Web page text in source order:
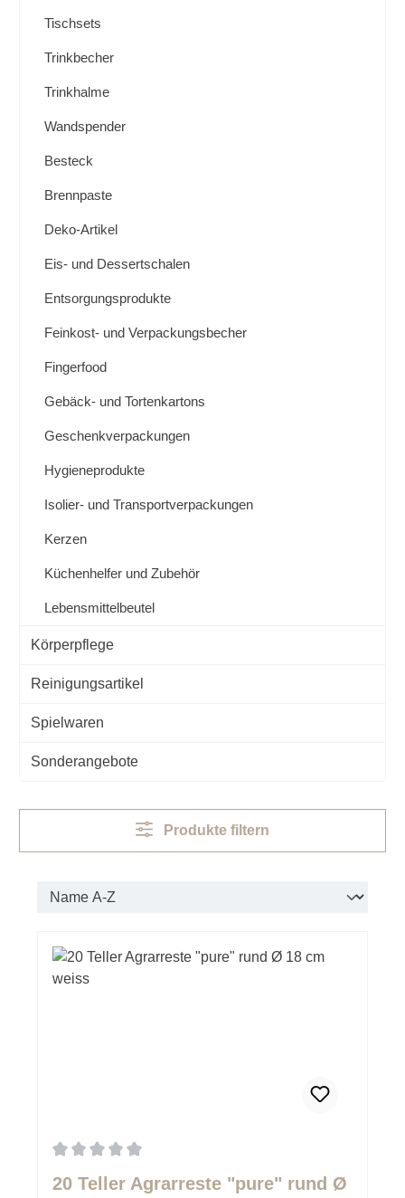
Tischsets
Trinkbecher
Trinkhalme
Wandspender
Besteck
Brennpaste
Deko-Artikel
Eis- und Dessertschalen
Entsorgungsprodukte
Feinkost- und Verpackungsbecher
Fingerfood
Gebäck- und Tortenkartons
Geschenkverpackungen
Hygieneprodukte
Isolier- und Transportverpackungen
Kerzen
Küchenhelfer und Zubehör
Lebensmittelbeutel
Körperpflege
Reinigungsartikel
Spielwaren
Sonderangebote
Produkte filtern
20 Teller Agrarreste "pure" rund Ø